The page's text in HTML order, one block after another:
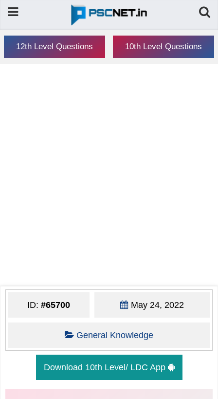
12th Level Questions 10th Level Questions
ID:#65700 May 24, 2022
General Knowledge
Download 10th Level/ LDC App